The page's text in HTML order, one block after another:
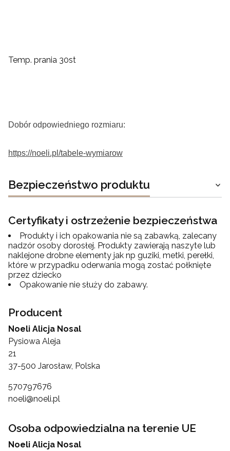
Temp. prania 30st
Dobór odpowiedniego rozmiaru:
https://noeli.pl/tabele-wymiarow
Bezpieczeństwo produktu
Certyfikaty i ostrzeżenie bezpieczeństwa
Produkty i ich opakowania nie są zabawką, zalecany
nadzór osoby dorosłej. Produkty zawierają naszyte lub
naklejone drobne elementy jak np guziki, metki, perełki,
które w przypadku oderwania mogą zostać połknięte
przez dziecko
Opakowanie nie służy do zabawy.
Producent
Noeli Alicja Nosal
Pysiowa Aleja
21
37-500 Jarosław, Polska
570797676
noeli@noeli.pl
Osoba odpowiedzialna na terenie UE
Noeli Alicja Nosal